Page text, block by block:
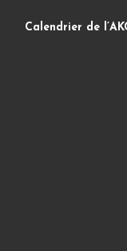
Calendrier de